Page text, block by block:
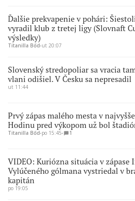
Ďalšie prekvapenie v pohári:
vyradil klub z tretej ligy (Slovnaft
výsledky)
Titanilla Bőd∙ut 20:07
Slovenský stredopoliar sa vracia
vlani odišiel. V Česku sa nepresadil
ut 11:44
Prvý zápas malého mesta v
Hodinu pred výkopom už bol
Titanilla Bőd∙po 15:45∙ 1
VIDEO: Kuriózna situácia v zápase
Vylúčeného gólmana vystriedal v
kapitán
po 19:05